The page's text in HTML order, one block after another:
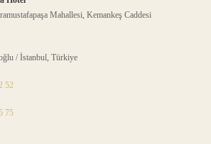
Mahallesi, Kemankeş Caddesi
/ İstanbul, Türkiye
52
75